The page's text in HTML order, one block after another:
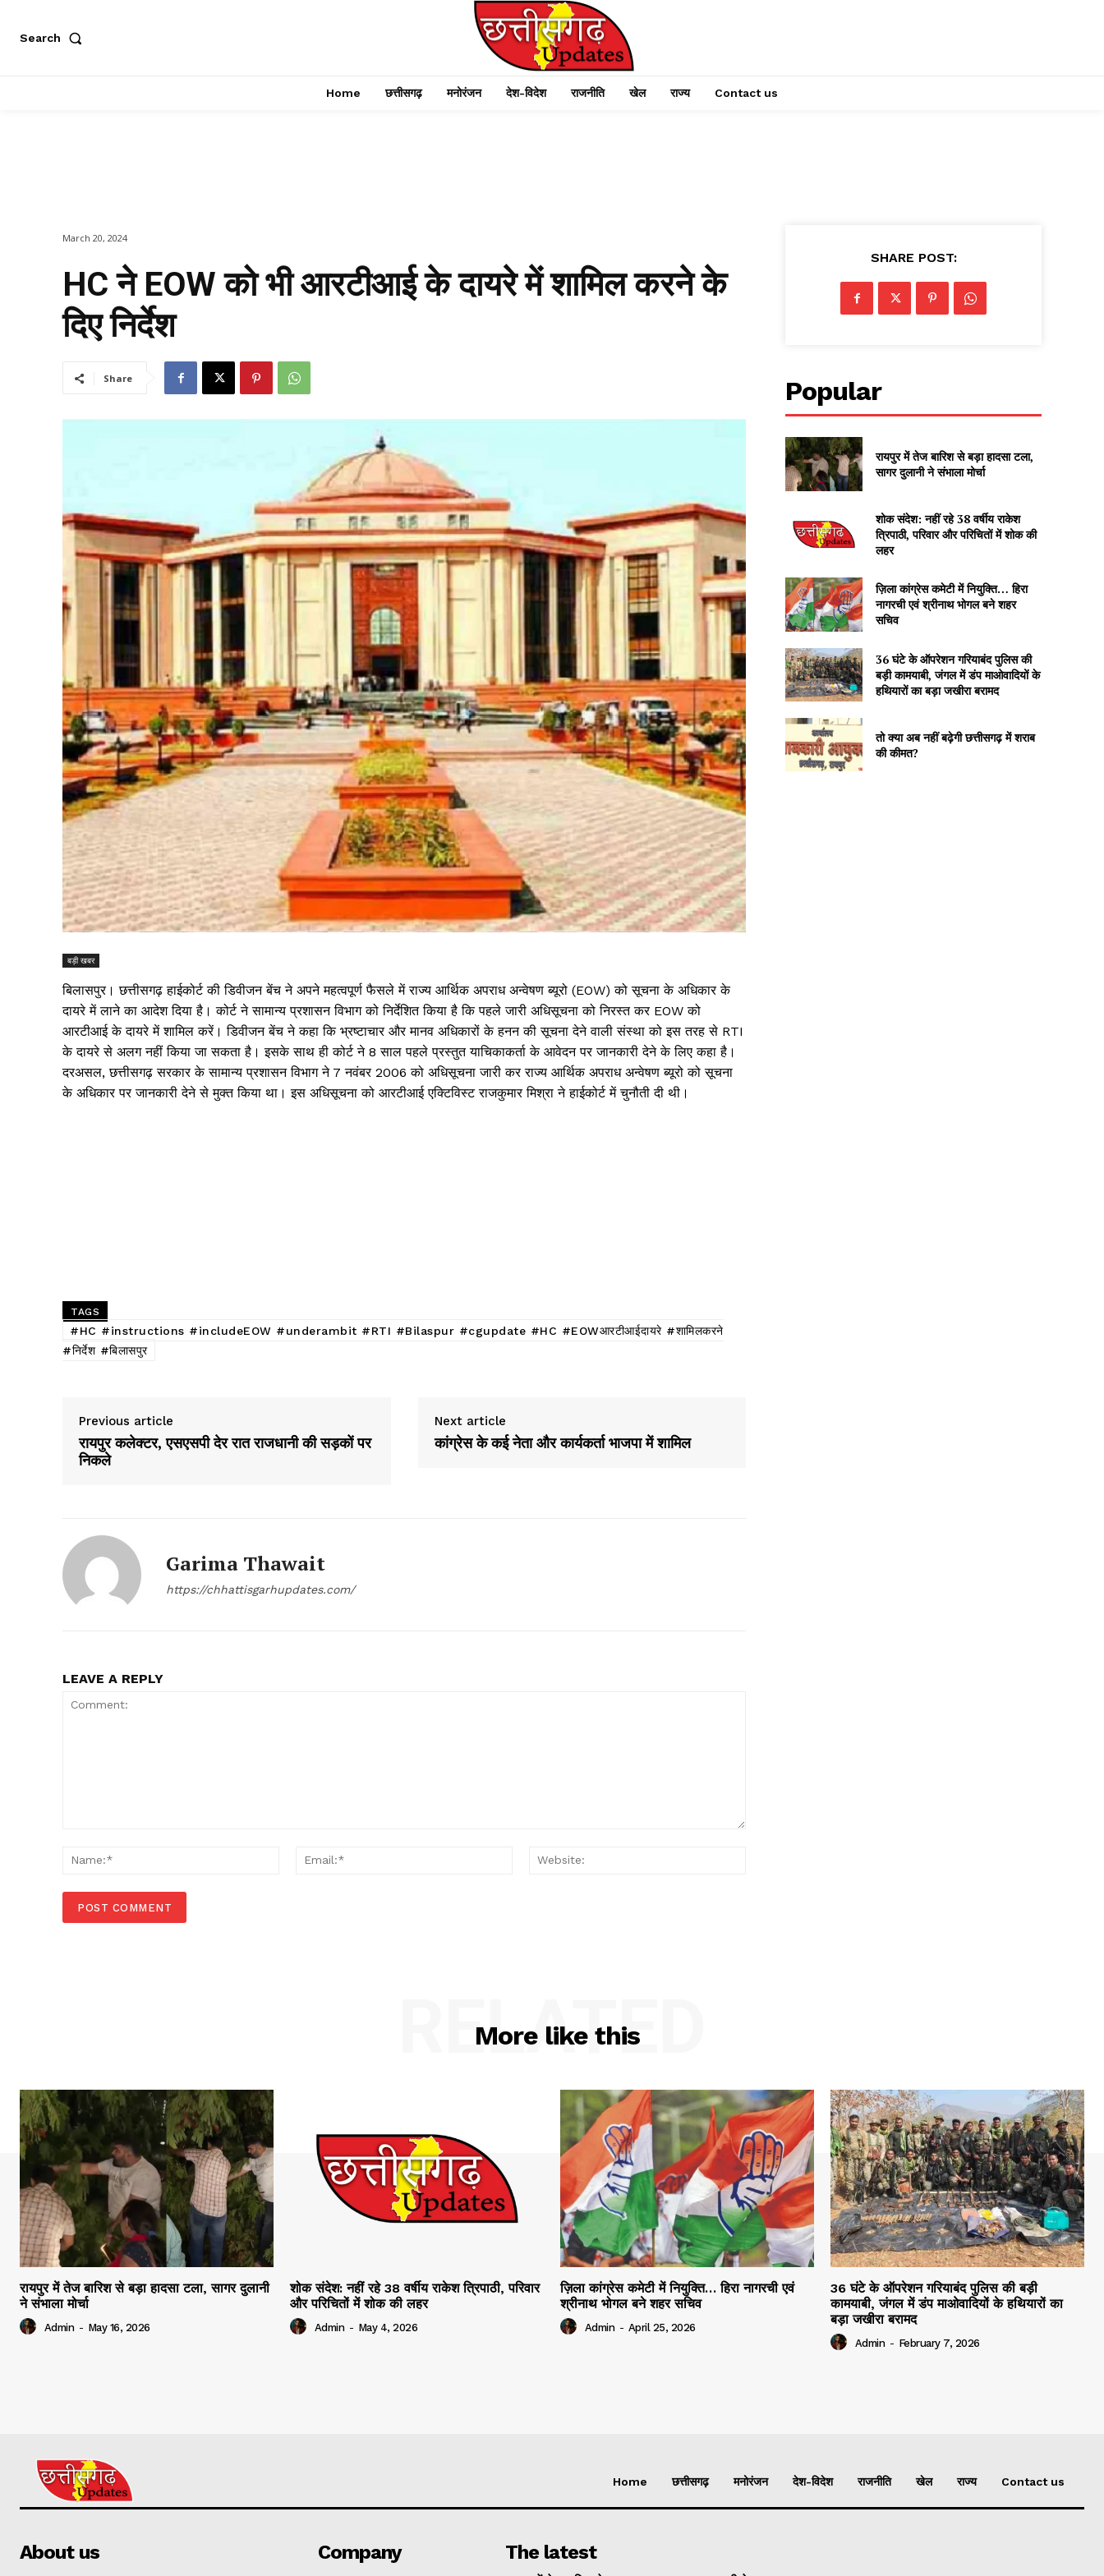
Search
Home छत्तीसगढ़ मनोरंजन देश-विदेश राजनीति खेल राज्य Contact us
March 20, 2024
HC ने EOW को भी आरटीआई के दायरे में शामिल करने के
दिए निर्देश
Share
बड़ी खबर
बिलासपुर। छत्तीसगढ़ हाईकोर्ट की डिवीजन बेंच ने अपने महत्वपूर्ण फैसले में राज्य आर्थिक अपराध अन्वेषण ब्यूरो (EOW) को सूचना के अधिकार के
दायरे में लाने का आदेश दिया है। कोर्ट ने सामान्य प्रशासन विभाग को निर्देशित किया है कि पहले जारी अधिसूचना को निरस्त कर EOW को
आरटीआई के दायरे में शामिल करें। डिवीजन बेंच ने कहा कि भ्रष्टाचार और मानव अधिकारों के हनन की सूचना देने वाली संस्था को इस तरह से RTI
के दायरे से अलग नहीं किया जा सकता है। इसके साथ ही कोर्ट ने 8 साल पहले प्रस्तुत याचिकाकर्ता के आवेदन पर जानकारी देने के लिए कहा है।
दरअसल, छत्तीसगढ़ सरकार के सामान्य प्रशासन विभाग ने 7 नवंबर 2006 को अधिसूचना जारी कर राज्य आर्थिक अपराध अन्वेषण ब्यूरो को सूचना
के अधिकार पर जानकारी देने से मुक्त किया था। इस अधिसूचना को आरटीआई एक्टिविस्ट राजकुमार मिश्रा ने हाईकोर्ट में चुनौती दी थी।
TAGS
#HC #instructions #includeEOW #underambit #RTI #Bilaspur #cgupdate #HC #EOWआरटीआईदायरे #शामिलकरने
#निर्देश #बिलासपुर
Previous article
रायपुर कलेक्टर, एसएसपी देर रात राजधानी की सड़कों पर
निकले
Next article
कांग्रेस के कई नेता और कार्यकर्ता भाजपा में शामिल
Garima Thawait
https://chhattisgarhupdates.com/
LEAVE A REPLY
Name:*
Email:*
SHARE POST:
Popular
रायपुर में तेज बारिश से बड़ा हादसा टला,
सागर दुलानी ने संभाला मोर्चा
शोक संदेश: नहीं रहे 38 वर्षीय राकेश
त्रिपाठी, परिवार और परिचितों में शोक की
लहर
ज़िला कांग्रेस कमेटी में नियुक्ति… हिरा
नागरची एवं श्रीनाथ भोगल बने शहर
सचिव
36 घंटे के ऑपरेशन गरियाबंद पुलिस की
बड़ी कामयाबी, जंगल में डंप माओवादियों के
हथियारों का बड़ा जखीरा बरामद
तो क्या अब नहीं बढ़ेगी छत्तीसगढ़ में शराब
की कीमत?
More like this
RELATED
रायपुर में तेज बारिश से बड़ा हादसा टला, सागर दुलानी
ने संभाला मोर्चा
Admin - May 16, 2026
शोक संदेश: नहीं रहे 38 वर्षीय राकेश त्रिपाठी, परिवार
और परिचितों में शोक की लहर
Admin - May 4, 2026
ज़िला कांग्रेस कमेटी में नियुक्ति… हिरा नागरची एवं
श्रीनाथ भोगल बने शहर सचिव
Admin - April 25, 2026
36 घंटे के ऑपरेशन गरियाबंद पुलिस की बड़ी
कामयाबी, जंगल में डंप माओवादियों के हथियारों का
बड़ा जखीरा बरामद
Admin - February 7, 2026
Home छत्तीसगढ़ मनोरंजन देश-विदेश राजनीति खेल राज्य Contact us
About us Company The latest